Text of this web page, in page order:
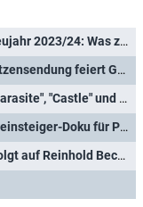
Weihnachten, Silvester und Neujahr 2023/24: Was zeigen Das Erste und die ARD-Dritten?
50 Jahre "Dalli Dalli" - Eine Spitzensendung feiert Geburtstag
Amazon-Highlights im Juni: "Parasite", "Castle" und Schweinsteiger
Til Schweiger produziert Schweinsteiger-Doku für Prime Video
"Sportschau": Jessy Wellmer folgt auf Reinhold Beckmann